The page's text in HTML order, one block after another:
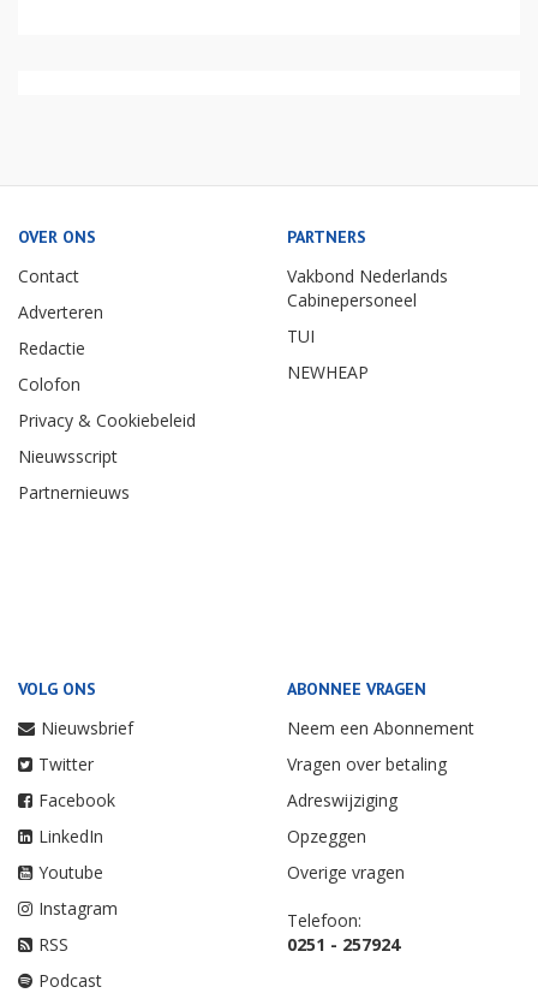
OVER ONS
Contact
Adverteren
Redactie
Colofon
Privacy & Cookiebeleid
Nieuwsscript
Partnernieuws
PARTNERS
Vakbond Nederlands
Cabinepersoneel
TUI
NEWHEAP
VOLG ONS
Nieuwsbrief
Twitter
Facebook
LinkedIn
Youtube
Instagram
RSS
Podcast
ABONNEE VRAGEN
Neem een Abonnement
Vragen over betaling
Adreswijziging
Opzeggen
Overige vragen
Telefoon:
0251 - 257924